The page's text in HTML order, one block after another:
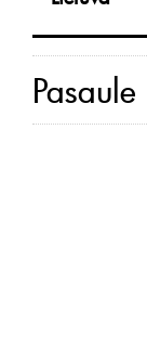
Pasaule